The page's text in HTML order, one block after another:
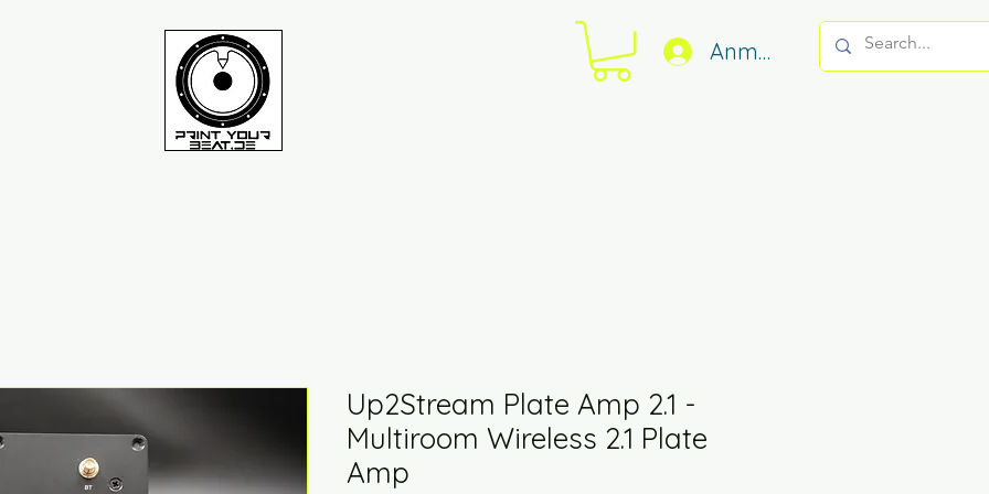
Anmelden
Up2Stream Plate Amp 2.1 -
Multiroom Wireless 2.1 Plate
Amp